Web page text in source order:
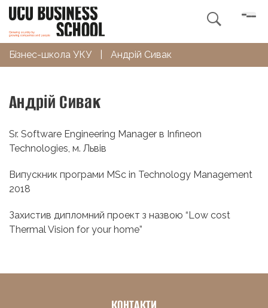

Бізнес-школа УКУ Андрій Сивак
Андрій Сивак
Sr. Software Engineering Manager в Infineon
Technologies, м. Львів
Випускник програми MSc in Technology Management
2018
Захистив дипломний проект з назвою “Low cost
Thermal Vision for your home”